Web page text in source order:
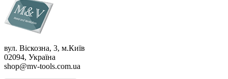
вул. Віскозна, 3, м.Київ
02094, Україна
shop@mv-tools.com.ua